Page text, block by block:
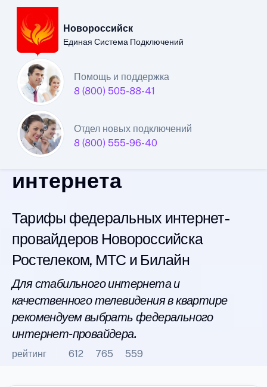
Новороссийск
Единая Система Подключений
Помощь и поддержка
8 (800) 505-88-41
Отдел новых подключений
8 (800) 555-96-40
Новороссийский
филиал
Единой Системы
Подключений
интернета
Тарифы федеральных интернет-
провайдеров Новороссийска
Ростелеком, МТС и Билайн
Для стабильного интернета и
качественного телевидения в квартире
рекомендуем выбрать федерального
интернет-провайдера.
рейтинг 612 765 559